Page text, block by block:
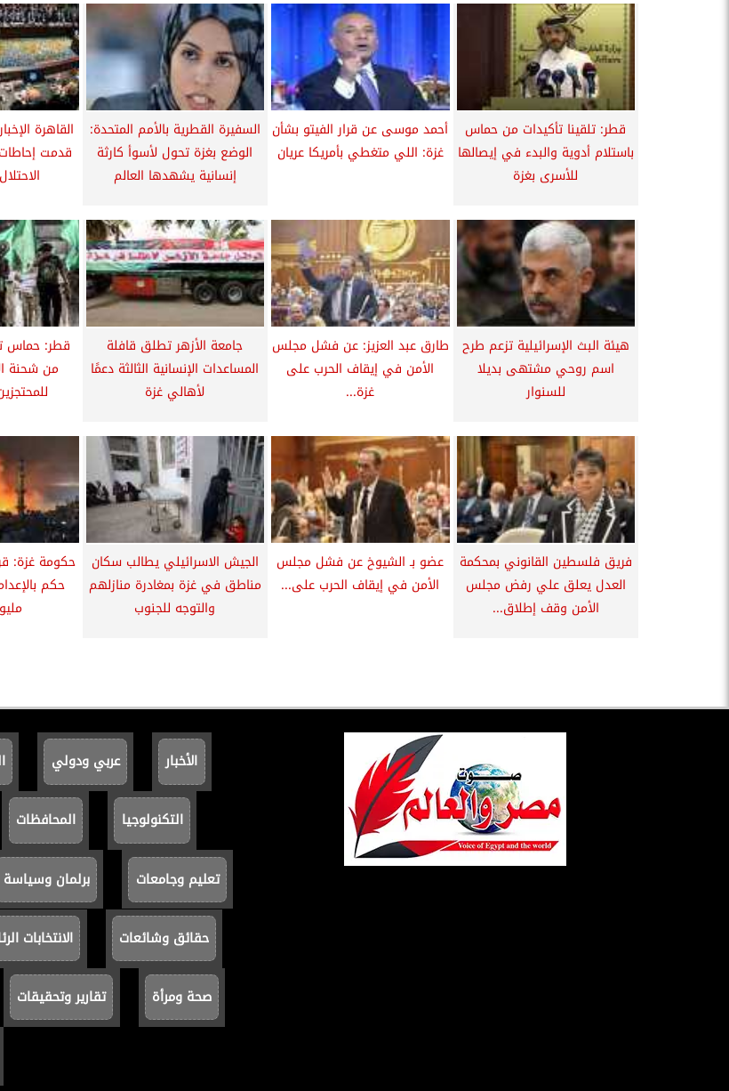
قطر: تلقينا تأكيدات من حماس
باستلام أدوية والبدء في إيصالها
للأسرى بغزة
أحمد موسى عن قرار الفيتو بشأن
غزة: اللي متغطي بأمريكا عريان
السفيرة القطرية بالأمم المتحدة:
الوضع بغزة تحول لأسوأ كارثة
إنسانية يشهدها العالم
القاهرة
قدمت
هيئة البث الإسرائيلية تزعم طرح
اسم روحي مشتهى بديلا
للسنوار
طارق عبد العزيز: عن فشل مجلس
الأمن في إيقاف الحرب على
غزة...
جامعة الأزهر تطلق قافلة
المساعدات الإنسانية الثالثة دعمًا
لأهالي غزة
قطر: حماس
من شحنة
فريق فلسطين القانوني بمحكمة
العدل يعلق علي رفض مجلس
الأمن وقف إطلاق...
عضو بـ الشيوخ عن فشل مجلس
الأمن في إيقاف الحرب على...
الجيش الاسرائيلي يطالب سكان
مناطق في غزة بمغادرة منازلهم
والتوجه للجنوب
حكومة غزة:
حكم
الأخبار عربي ودولي
التكنولوجيا المحافظات
تعليم وجامعات برلمان وسياسة
حقائق وشائعات الانتخابات
صحة ومرأة تقارير وتحقيقات